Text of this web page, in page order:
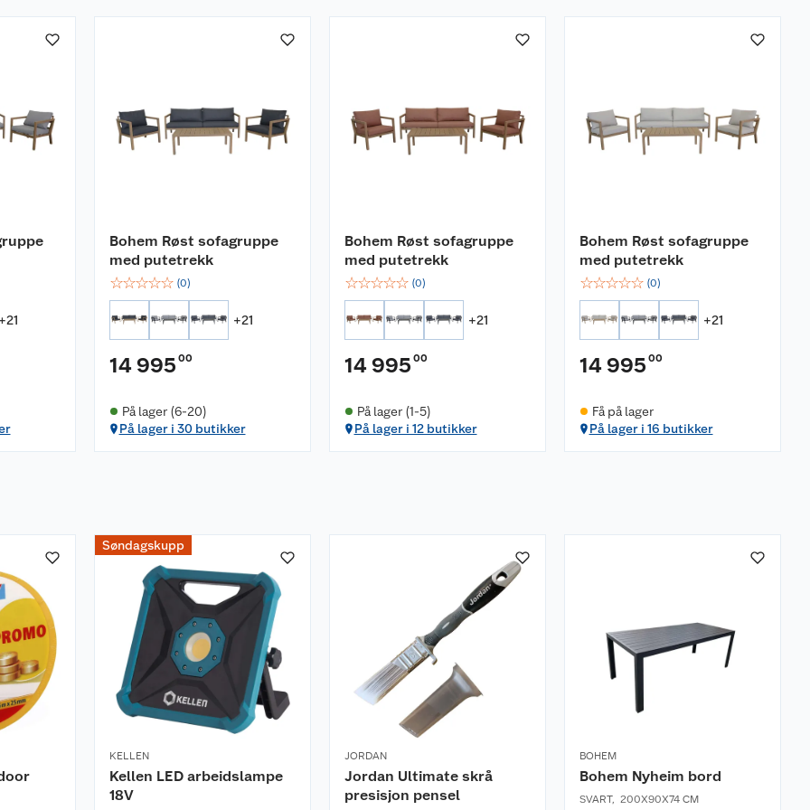
cm
+21
Bohem Røst sofagruppe
med putetrekk
☆☆☆☆☆ (0)
+21
14 995 00
På lager (6-20)
På lager i 30 butikker
Bohem Røst sofagruppe
med putetrekk
☆☆☆☆☆ (0)
+21
14 995 00
På lager (1-5)
På lager i 12 butikker
Bohem Røst sofagruppe
med putetrekk
☆☆☆☆☆ (0)
+21
14 995 00
Få på lager
På lager i 16 butikker
Søndagskupp
KELLEN
Kellen LED arbeidslampe
18V
JORDAN
Jordan Ultimate skrå
presisjon pensel
BOHEM
Bohem Nyheim bord
SVART, 200X90X74 CM